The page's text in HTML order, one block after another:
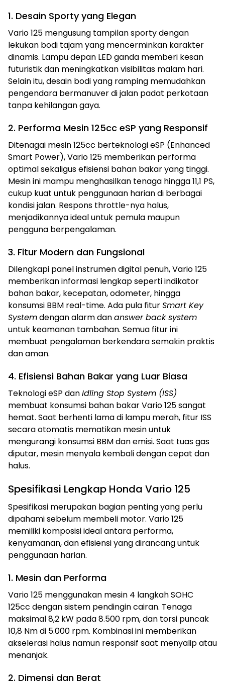
1. Desain Sporty yang Elegan
Vario 125 mengusung tampilan sporty dengan
lekukan bodi tajam yang mencerminkan karakter
dinamis. Lampu depan LED ganda memberi kesan
futuristik dan meningkatkan visibilitas malam hari.
Selain itu, desain bodi yang ramping memudahkan
pengendara bermanuver di jalan padat perkotaan
tanpa kehilangan gaya.
2. Performa Mesin 125cc eSP yang Responsif
Ditenagai mesin 125cc berteknologi eSP (Enhanced
Smart Power), Vario 125 memberikan performa
optimal sekaligus efisiensi bahan bakar yang tinggi.
Mesin ini mampu menghasilkan tenaga hingga 11,1 PS,
cukup kuat untuk penggunaan harian di berbagai
kondisi jalan. Respons throttle-nya halus,
menjadikannya ideal untuk pemula maupun
pengguna berpengalaman.
3. Fitur Modern dan Fungsional
Dilengkapi panel instrumen digital penuh, Vario 125
memberikan informasi lengkap seperti indikator
bahan bakar, kecepatan, odometer, hingga
konsumsi BBM real-time. Ada pula fiturSmart Key
Systemdengan alarm dananswer back system
untuk keamanan tambahan. Semua fitur ini
membuat pengalaman berkendara semakin praktis
dan aman.
4. Efisiensi Bahan Bakar yang Luar Biasa
Teknologi eSP danIdling Stop System (ISS)
membuat konsumsi bahan bakar Vario 125 sangat
hemat. Saat berhenti lama di lampu merah, fitur ISS
secara otomatis mematikan mesin untuk
mengurangi konsumsi BBM dan emisi. Saat tuas gas
diputar, mesin menyala kembali dengan cepat dan
halus.
Spesifikasi Lengkap Honda Vario 125
Spesifikasi merupakan bagian penting yang perlu
dipahami sebelum membeli motor. Vario 125
memiliki komposisi ideal antara performa,
kenyamanan, dan efisiensi yang dirancang untuk
penggunaan harian.
1. Mesin dan Performa
Vario 125 menggunakan mesin 4 langkah SOHC
125cc dengan sistem pendingin cairan. Tenaga
maksimal 8,2 kW pada 8.500 rpm, dan torsi puncak
10,8 Nm di 5.000 rpm. Kombinasi ini memberikan
akselerasi halus namun responsif saat menyalip atau
menanjak.
2. Dimensi dan Berat